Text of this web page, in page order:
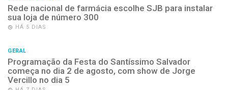
Rede nacional de farmácia escolhe SJB para instalar
sua loja de número 300
HÁ 5 DIAS
GERAL
Programação da Festa do Santíssimo Salvador
começa no dia 2 de agosto, com show de Jorge
Vercillo no dia 5